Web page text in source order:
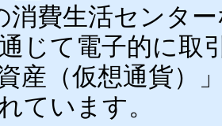
消費生活センタ
じて電子的に取
資産（仮想通貨）
ています。